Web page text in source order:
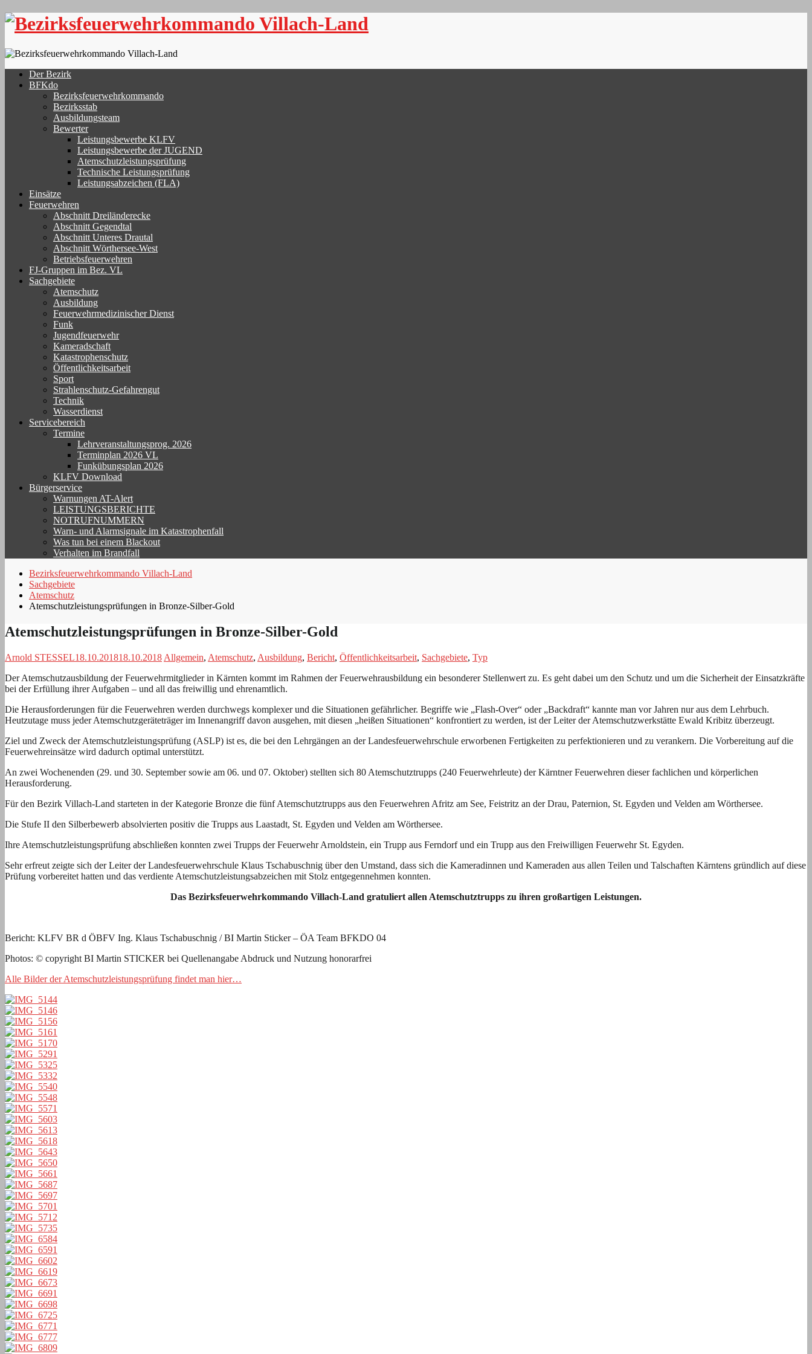
Skip
Der Bezirk
BFKdo
Bezirksfeuerwehrkommando
Bezirksstab
Ausbildungsteam
Bewerter
Leistungsbewerbe KLFV
Leistungsbewerbe der JUGEND
Atemschutzleistungsprüfung
Technische Leistungsprüfung
Leistungsabzeichen (FLA)
Einsätze
Feuerwehren
Abschnitt Dreiländerecke
Abschnitt Gegendtal
Abschnitt Unteres Drautal
Abschnitt Wörthersee-West
Betriebsfeuerwehren
FJ-Gruppen im Bez. VL
Sachgebiete
Atemschutz
Ausbildung
Feuerwehrmedizinischer Dienst
Funk
Jugendfeuerwehr
Kameradschaft
Katastrophenschutz
Öffentlichkeitsarbeit
Sport
Strahlenschutz-Gefahrengut
Technik
Wasserdienst
Servicebereich
Termine
Lehrveranstaltungsprog. 2026
Terminplan 2026 VL
Funkübungsplan 2026
KLFV Download
Bürgerservice
Warnungen AT-Alert
LEISTUNGSBERICHTE
NOTRUFNUMMERN
Warn- und Alarmsignale im Katastrophenfall
Was tun bei einem Blackout
Verhalten im Brandfall
Bezirksfeuerwehrkommando Villach-Land
Sachgebiete
Atemschutz
Atemschutzleistungsprüfungen in Bronze-Silber-Gold
Atemschutzleistungsprüfungen in Bronze-Silber-Gold
Arnold STESSEL18.10.201818.10.2018 Allgemein, Atemschutz, Ausbildung, Bericht, Öffentlichkeitsarbeit, Sachgebiete, Typ
Der Atemschutzausbildung der Feuerwehrmitglieder in Kärnten kommt im Rahmen der Feuerwehrausbildung ein besonderer Stellenwert zu. Es geht dabei um den Schutz und um die Sicherheit der Einsatzkräfte
bei der Erfüllung ihrer Aufgaben – und all das freiwillig und ehrenamtlich.
Die Herausforderungen für die Feuerwehren werden durchwegs komplexer und die Situationen gefährlicher. Begriffe wie „Flash-Over“ oder „Backdraft“ kannte man vor Jahren nur aus dem Lehrbuch.
Heutzutage muss jeder Atemschutzgeräteträger im Innenangriff davon ausgehen, mit diesen „heißen Situationen“ konfrontiert zu werden, ist der Leiter der Atemschutzwerkstätte Ewald Kribitz überzeugt.
Ziel und Zweck der Atemschutzleistungsprüfung (ASLP) ist es, die bei den Lehrgängen an der Landesfeuerwehrschule erworbenen Fertigkeiten zu perfektionieren und zu verankern. Die Vorbereitung auf die
Feuerwehreinsätze wird dadurch optimal unterstützt.
An zwei Wochenenden (29. und 30. September sowie am 06. und 07. Oktober) stellten sich 80 Atemschutztrupps (240 Feuerwehrleute) der Kärntner Feuerwehren dieser fachlichen und körperlichen
Herausforderung.
Für den Bezirk Villach-Land starteten in der Kategorie Bronze die fünf Atemschutztrupps aus den Feuerwehren Afritz am See, Feistritz an der Drau, Paternion, St. Egyden und Velden am Wörthersee.
Die Stufe II den Silberbewerb absolvierten positiv die Trupps aus Laastadt, St. Egyden und Velden am Wörthersee.
Ihre Atemschutzleistungsprüfung abschließen konnten zwei Trupps der Feuerwehr Arnoldstein, ein Trupp aus Ferndorf und ein Trupp aus den Freiwilligen Feuerwehr St. Egyden.
Sehr erfreut zeigte sich der Leiter der Landesfeuerwehrschule Klaus Tschabuschnig über den Umstand, dass sich die Kameradinnen und Kameraden aus allen Teilen und Talschaften Kärntens gründlich auf diese
Prüfung vorbereitet hatten und das verdiente Atemschutzleistungsabzeichen mit Stolz entgegennehmen konnten.
Das Bezirksfeuerwehrkommando Villach-Land gratuliert allen Atemschutztrupps zu ihren großartigen Leistungen.
Bericht: KLFV BR d ÖBFV Ing. Klaus Tschabuschnig / BI Martin Sticker – ÖA Team BFKDO 04
Photos: © copyright BI Martin STICKER bei Quellenangabe Abdruck und Nutzung honorarfrei
Alle Bilder der Atemschutzleistungsprüfung findet man hier…